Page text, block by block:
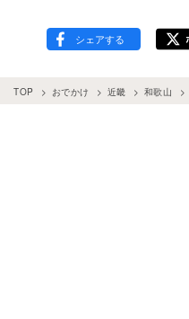
TOP おでかけ 近畿 和歌山